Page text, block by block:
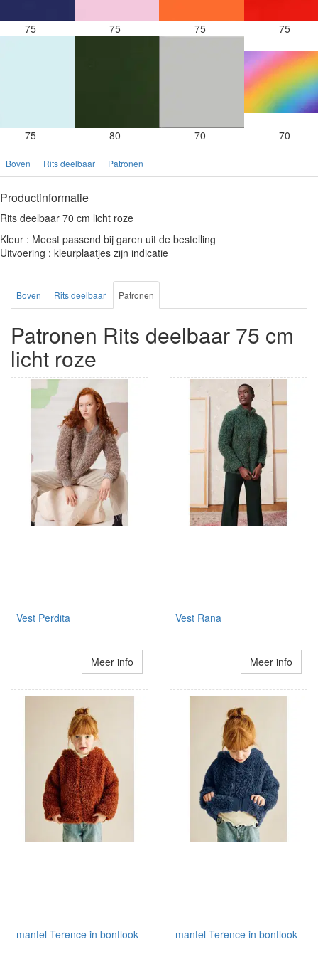
75 75 75 75
75 80 70 70
Boven Rits deelbaar Patronen
Productinformatie
Rits deelbaar 70 cm licht roze
Kleur : Meest passend bij garen uit de bestelling
Uitvoering : kleurplaatjes zijn indicatie
Boven Rits deelbaar Patronen
Patronen Rits deelbaar 75 cm
licht roze
Vest Perdita
Meer info
Vest Rana
Meer info
mantel Terence in bontlook mantel Terence in bontlook